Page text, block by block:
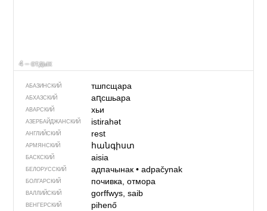
4 – отдых
АБАЗИНСКИЙ тшпсщара
АБХАЗСКИЙ аԥсшьара
АВАРСКИЙ хьи
АЗЕРБАЙДЖАН­СКИЙ istirahət
АНГЛИЙСКИЙ rest
АРМЯНСКИЙ հանգիստ
БАСКСКИЙ aisia
БЕЛОРУССКИЙ адпачынак• adpačynak
БОЛГАРСКИЙ почивка, отмора
ВАЛЛИЙСКИЙ gorffwys, saib
ВЕНГЕРСКИЙ pihenő